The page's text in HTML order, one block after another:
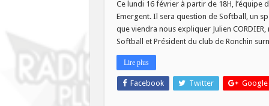
Plus
du
16
Ce lundi 16 février à partir de 18H, l’équipe
Emergent. Il sera question de Softball, un
que viendra nous expliquer Julien
Softball et Président du club de Ronchin
Lire plus
Facebook Twitter Google